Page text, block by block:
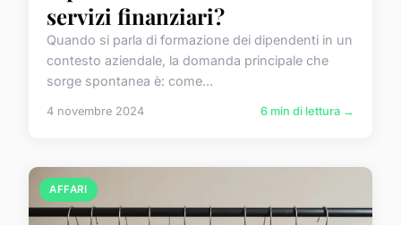
servizi finanziari?
Quando si parla di formazione dei dipendenti in un
contesto aziendale, la domanda principale che
sorge spontanea è: come...
4 novembre 2024 6 min di lettura →
AFFARI